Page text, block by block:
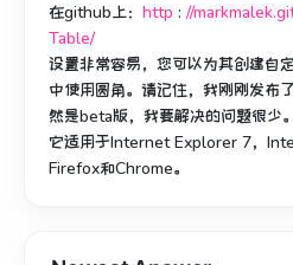
在github上： http : //
Table/
设置非常容易，您可以为其创建自定
中使用圆角。 请记住，我刚刚发布
然是beta版，我要解决的问题很少。
它适用于Internet Explorer 7，
Firefox和Chrome。